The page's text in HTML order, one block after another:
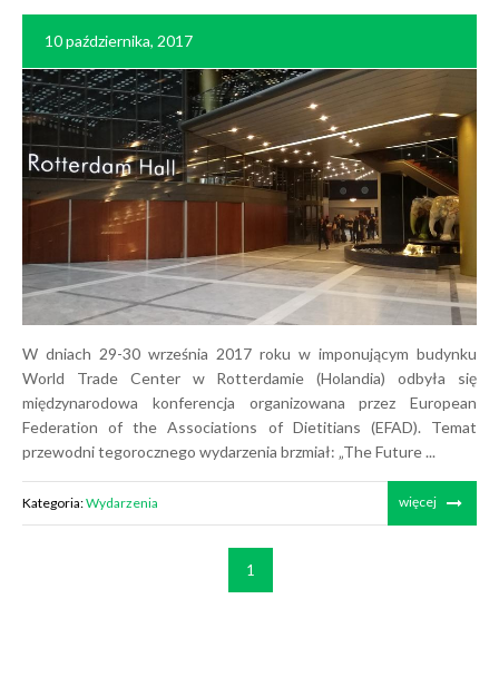
10 października, 2017
W dniach 29-30 września 2017 roku w imponującym budynku
World Trade Center w Rotterdamie (Holandia) odbyła się
międzynarodowa konferencja organizowana przez European
Federation of the Associations of Dietitians (EFAD). Temat
przewodni tegorocznego wydarzenia brzmiał: „The Future ...
Kategoria:Wydarzenia więcej
1